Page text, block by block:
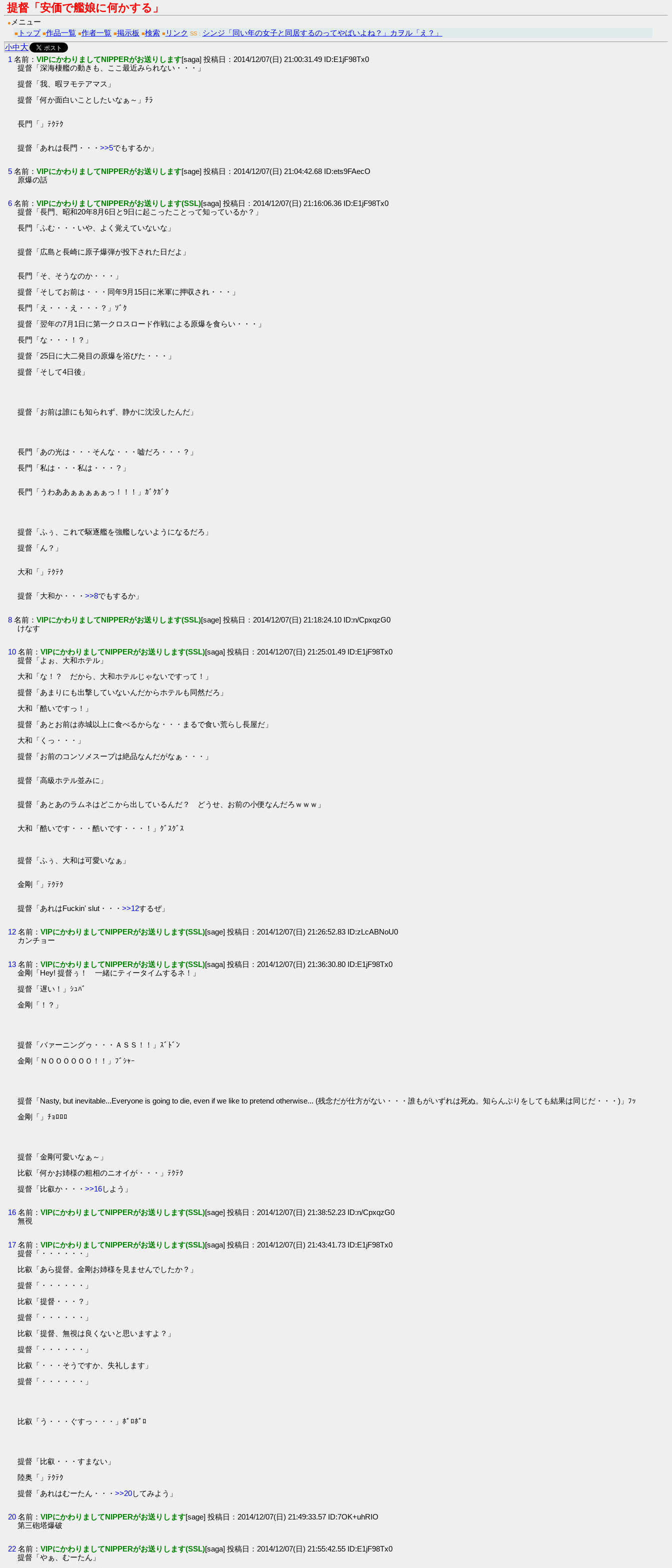
提督「安価で艦娘に何かする」
● メニュー
■ トップ ■作品一覧 ■作者一覧 ■掲示板 ■検索 ■ リンク SS： シンジ「同い年の女子と同居するのってやばいよね？」カヲル「え？」
小中大
1 名前：VIPにかわりましてNIPPERがお送りします[saga] 投稿日：2014/12/07(日) 21:00:31.49 ID:E1jF98Tx0
提督「深海棲艦の動きも、ここ最近みられない・・・」
提督「我、暇ヲモテアマス」
提督「何か面白いことしたいなぁ～」ﾁﾗ
長門「」ﾃｸﾃｸ
提督「あれは長門・・・>>5でもするか」
5 名前：VIPにかわりましてNIPPERがお送りします[sage] 投稿日：2014/12/07(日) 21:04:42.68 ID:ets9FAecO
原爆の話
6 名前：VIPにかわりましてNIPPERがお送りします(SSL)[saga] 投稿日：2014/12/07(日) 21:16:06.36 ID:E1jF98Tx0
提督「長門、昭和20年8月6日と9日に起こったことって知っているか？」
長門「ふむ・・・いや、よく覚えていないな」
提督「広島と長崎に原子爆弾が投下された日だよ」
長門「そ、そうなのか・・・」
提督「そしてお前は・・・同年9月15日に米軍に押収され・・・」
長門「え・・・え・・・？」ｿﾞｸ
提督「翌年の7月1日に第一クロスロード作戦による原爆を食らい・・・」
長門「な・・・！？」
提督「25日に大二発目の原爆を浴びた・・・」
提督「そして4日後」
提督「お前は誰にも知られず、静かに沈没したんだ」
長門「あの光は・・・そんな・・・嘘だろ・・・？」
長門「私は・・・私は・・・？」
長門「うわああぁぁぁぁぁっ！！！」ｶﾞｸｶﾞｸ
提督「ふぅ、これで駆逐艦を強艦しないようになるだろ」
提督「ん？」
大和「」ﾃｸﾃｸ
提督「大和か・・・>>8でもするか」
8 名前：VIPにかわりましてNIPPERがお送りします(SSL)[sage] 投稿日：2014/12/07(日) 21:18:24.10 ID:n/CpxqzG0
けなす
10 名前：VIPにかわりましてNIPPERがお送りします(SSL)[saga] 投稿日：2014/12/07(日) 21:25:01.49 ID:E1jF98Tx0
提督「よぉ、大和ホテル」
大和「な！？ だから、大和ホテルじゃないですって！」
提督「あまりにも出撃していないんだからホテルも同然だろ」
大和「酷いですっ！」
提督「あとお前は赤城以上に食べるからな・・・まるで食い荒らし長屋だ」
大和「くっ・・・」
提督「お前のコンソメスープは絶品なんだがなぁ・・・」
提督「高級ホテル並みに」
提督「あとあのラムネはどこから出しているんだ？ どうせ、お前の小便なんだろｗｗｗ」
大和「酷いです・・・酷いです・・・！」ｸﾞｽｸﾞｽ
提督「ふぅ、大和は可愛いなぁ」
金剛「」ﾃｸﾃｸ
提督「あれはFuckin' slut・・・>>12するぜ」
12 名前：VIPにかわりましてNIPPERがお送りします(SSL)[sage] 投稿日：2014/12/07(日) 21:26:52.83 ID:zLcABNoU0
カンチョー
13 名前：VIPにかわりましてNIPPERがお送りします(SSL)[saga] 投稿日：2014/12/07(日) 21:36:30.80 ID:E1jF98Tx0
金剛「Hey! 提督ぅ！ 一緒にティータイムするネ！」
提督「遅い！」ｼｭﾊﾞ
金剛「！？」
提督「バァーニングゥ・・・ＡＳＳ！！」ｽﾞﾄﾞﾝ
金剛「ＮＯＯＯＯＯＯ！！」ﾌﾞｼｬｰ
提督「Nasty, but inevitable...Everyone is going to die, even if we like to pretend otherwise... (残念だが仕方がない・・・誰もがいずれは死ぬ。知らんぷりをしても結果は同じだ・・・)」ﾌｯ
金剛「」ﾁｮﾛﾛﾛ
提督「金剛可愛いなぁ～」
比叡「何かお姉様の粗相のニオイが・・・」ﾃｸﾃｸ
提督「比叡か・・・>>16しよう」
16 名前：VIPにかわりましてNIPPERがお送りします(SSL)[sage] 投稿日：2014/12/07(日) 21:38:52.23 ID:n/CpxqzG0
無視
17 名前：VIPにかわりましてNIPPERがお送りします(SSL)[saga] 投稿日：2014/12/07(日) 21:43:41.73 ID:E1jF98Tx0
提督「・・・・・・」
比叡「あら提督。金剛お姉様を見ませんでしたか？」
提督「・・・・・・」
比叡「提督・・・？」
提督「・・・・・・」
比叡「提督、無視は良くないと思いますよ？」
提督「・・・・・・」
比叡「・・・そうですか、失礼します」
提督「・・・・・・」
比叡「う・・・ぐすっ・・・」ﾎﾟﾛﾎﾟﾛ
提督「比叡・・・すまない」
陸奥「」ﾃｸﾃｸ
提督「あれはむーたん・・・>>20してみよう」
20 名前：VIPにかわりましてNIPPERがお送りします[sage] 投稿日：2014/12/07(日) 21:49:33.57 ID:7OK+uhRIO
第三砲塔爆破
22 名前：VIPにかわりましてNIPPERがお送りします(SSL)[saga] 投稿日：2014/12/07(日) 21:55:42.55 ID:E1jF98Tx0
提督「やぁ、むーたん」